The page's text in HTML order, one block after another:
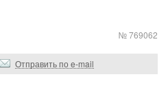
№ 769062
Отправить по e-mail